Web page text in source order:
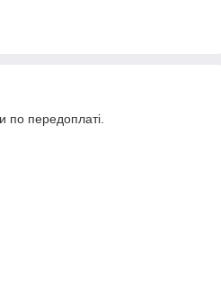
по передоплаті.